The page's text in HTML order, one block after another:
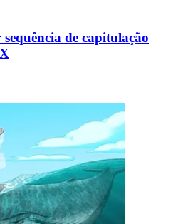
de capitulação